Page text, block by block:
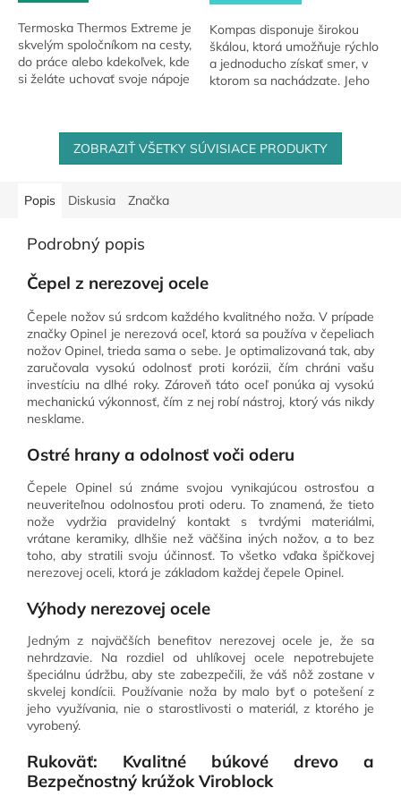
Termoska Thermos Extreme je
skvelým spoločníkom na cesty,
do práce alebo kdekoľvek, kde
si želáte uchovať svoje nápoje
Kompas disponuje širokou
škálou, ktorá umožňuje rýchlo
a jednoducho získať smer, v
ktorom sa nachádzate. Jeho
spoločníka, ktorý...
ZOBRAZIŤ VŠETKY SÚVISIACE PRODUKTY
Popis Diskusia Značka
Podrobný popis
Čepel z nerezovej ocele
Čepele nožov sú srdcom každého kvalitného noža. V prípade
značky Opinel je nerezová oceľ, ktorá sa používa v čepeliach
nožov Opinel, trieda sama o sebe. Je optimalizovaná tak, aby
zaručovala vysokú odolnosť proti korózii, čím chráni vašu
investíciu na dlhé roky. Zároveň táto oceľ ponúka aj vysokú
mechanickú výkonnosť, čím z nej robí nástroj, ktorý vás nikdy
nesklame.
Ostré hrany a odolnosť voči oderu
Čepele Opinel sú známe svojou vynikajúcou ostrosťou a
neuveriteľnou odolnosťou proti oderu. To znamená, že tieto
nože vydržia pravidelný kontakt s tvrdými materiálmi,
vrátane keramiky, dlhšie než väčšina iných nožov, a to bez
toho, aby stratili svoju účinnosť. To všetko vďaka špičkovej
nerezovej oceli, ktorá je základom každej čepele Opinel.
Výhody nerezovej ocele
Jedným z najväčších benefitov nerezovej ocele je, že sa
nehrdzavie. Na rozdiel od uhlíkovej ocele nepotrebujete
špeciálnu údržbu, aby ste zabezpečili, že váš nôž zostane v
skvelej kondícii. Používanie noža by malo byť o potešení z
jeho využívania, nie o starostlivosti o materiál, z ktorého je
vyrobený.
Rukoväť: Kvalitné búkové drevo a
Bezpečnostný krúžok Viroblock